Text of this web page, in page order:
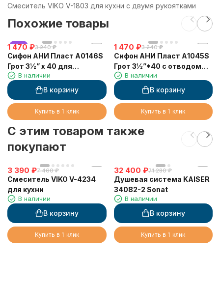
Смеситель VIKO V-1803 для кухни с двумя рукоятками
Похожие товары
хит
1 470 ₽3 240 ₽
Сифон АНИ Пласт А0146S
Грот 3½” х 40 для
кухонной мойки с 2-мя
отводами для стир.
машины, с гибким
переливом
В наличии
В корзину
Купить в 1 клик
1 470 ₽3 240 ₽
Сифон АНИ Пласт А1045S
Грот 3½”*40 с отводом
для СМ, с гибким
прямоугольным
переливом
В наличии
В корзину
Купить в 1 клик
C этим товаром также
покупают
3 390 ₽7 460 ₽
Смеситель VIKO V-4234
для кухни
В наличии
В корзину
Купить в 1 клик
32 400 ₽71 280 ₽
Душевая система KAISER
34082-2 Sonat
В наличии
В корзину
Купить в 1 клик